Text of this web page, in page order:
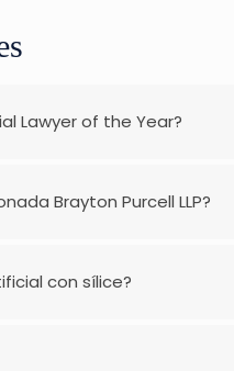
Lawyer of the Year?
Brayton Purcell LLP?
con sílice?